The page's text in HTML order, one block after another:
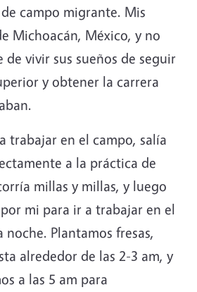
campo migrante. Mis
Michoacán, México, y no
vivir sus sueños de seguir
y obtener la carrera
trabajar en el campo, salía
a la práctica de
millas y millas, y luego
mi para ir a trabajar en el
Plantamos fresas,
alrededor de las 2-3 am, y
a las 5 am para